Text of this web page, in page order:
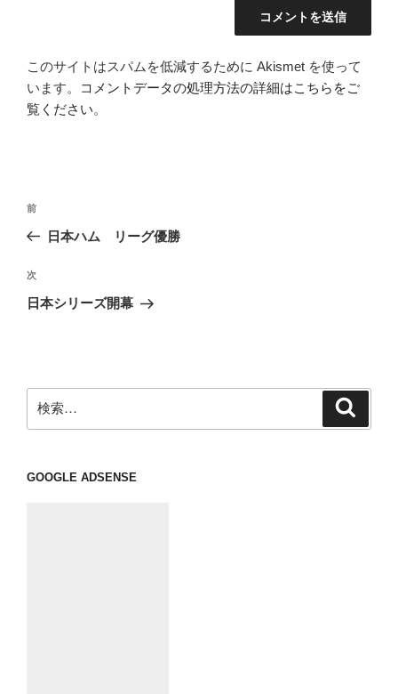
このサイトはスパムを低減するために Akismet を使って
います。
コメントデータの処理方法の詳細はこちらをご
覧ください。
投
ナ
ビ
ゲ
ン
前
の
稿
前
日本ハム リーグ優勝
次
の
次
日本シリーズ開幕
索:
GOOGLE ADSENSE